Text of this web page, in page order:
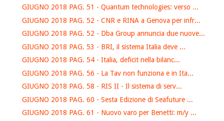
GIUGNO 2018 PAG. 51 - Quantum technologies: verso ...
GIUGNO 2018 PAG. 52 - CNR e RINA a Genova per infr...
GIUGNO 2018 PAG. 52 - Dba Group annuncia due nuove...
GIUGNO 2018 PAG. 53 - BRI, il sistema Italia deve ...
GIUGNO 2018 PAG. 54 - Italia, deficit nella bilanc...
GIUGNO 2018 PAG. 56 - La Tav non funziona e in Ita...
GIUGNO 2018 PAG. 58 - RIS II - Il sistema di serv...
GIUGNO 2018 PAG. 60 - Sesta Edizione di Seafuture ...
GIUGNO 2018 PAG. 61 - Nuovo varo per Benetti: m/y ...